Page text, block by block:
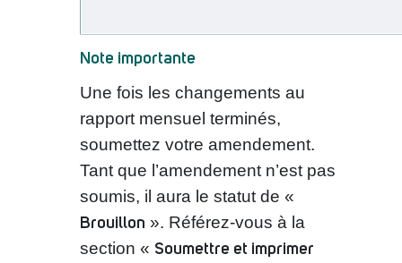
Note importante
Une fois les changements au
rapport mensuel terminés,
soumettez votre amendement.
Tant que l’amendement n’est pas
soumis, il aura le statut de «
Brouillon ». Référez-vous à la
section « Soumettre et imprimer